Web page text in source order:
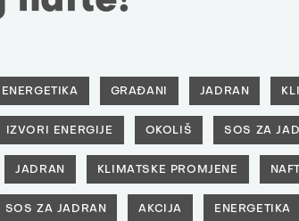
ENERGETIKA GRAĐANI JADRAN
IZVORI ENERGIJE OKOLIŠ SOS ZA
JADRAN KLIMATSKE PROMJENE
SOS ZA JADRAN AKCIJA ENERGETIKA